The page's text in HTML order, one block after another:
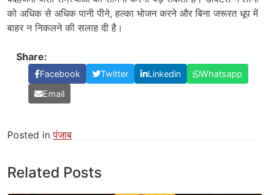
को अधिक से अधिक पानी पीने, हल्का भोजन करने और बिना जरूरत धूप में
बाहर न निकलने की सलाह दी है।
Share:
Facebook Twitter Linkedin
Whatsapp
Email
Posted inपंजाब
Related Posts